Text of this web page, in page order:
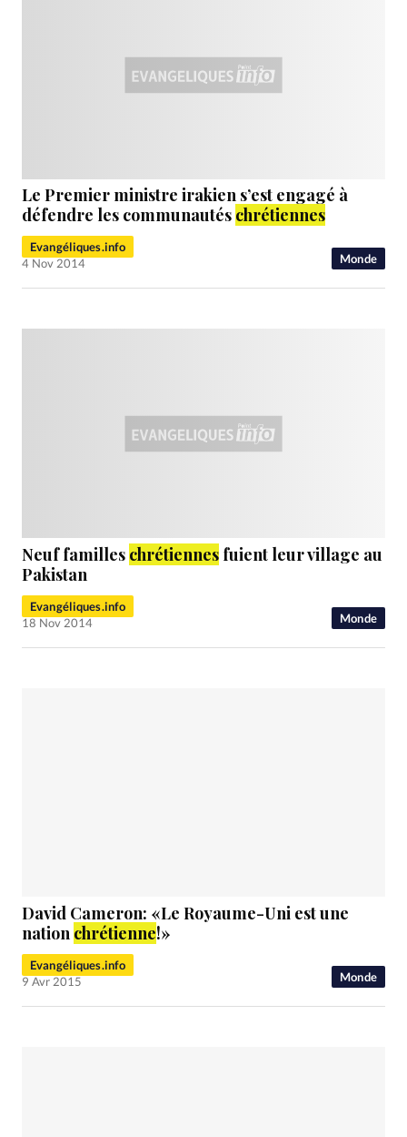
Monde
Le Premier ministre irakien s’est engagé à
défendre les communautés chrétiennes
Evangéliques.info
4 Nov 2014
Monde
Neuf familles chrétiennes fuient leur village au
Pakistan
Evangéliques.info
18 Nov 2014
Monde
David Cameron: «Le Royaume-Uni est une
nation chrétienne!»
Evangéliques.info
9 Avr 2015